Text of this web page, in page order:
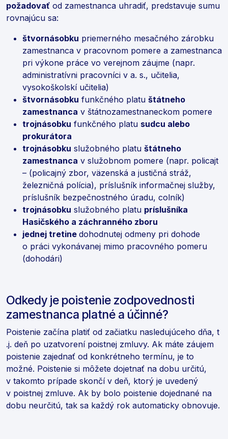
požadovať od zamestnanca uhradiť, predstavuje sumu
rovnajúcu sa:
štvornásobku priemerného mesačného zárobku
zamestnanca v pracovnom pomere a zamestnanca
pri výkone práce vo verejnom záujme (napr.
administratívni pracovníci v a. s., učitelia,
vysokoškolskí učitelia)
štvornásobku funkčného platu štátneho
zamestnanca v štátnozamestnaneckom pomere
trojnásobku funkčného platu sudcu alebo
prokurátora
trojnásobku služobného platu štátneho
zamestnanca v služobnom pomere (napr. policajt
– (policajný zbor, väzenská a justičná stráž,
železničná polícia), príslušník informačnej služby,
príslušník bezpečnostného úradu, colník)
trojnásobku služobného platu príslušníka
Hasičského a záchranného zboru
jednej tretine dohodnutej odmeny pri dohode
o práci vykonávanej mimo pracovného pomeru
(dohodári)
Odkedy je poistenie zodpovednosti
zamestnanca platné a účinné?
Poistenie začína platiť od začiatku nasledujúceho dňa, t
.j. deň po uzatvorení poistnej zmluvy. Ak máte záujem
poistenie zajednať od konkrétneho termínu, je to
možné. Poistenie si môžete dojetnať na dobu určitú,
v takomto prípade skončí v deň, ktorý je uvedený
v poistnej zmluve. Ak by bolo poistenie dojednané na
dobu neurčitú, tak sa každý rok automaticky obnovuje.